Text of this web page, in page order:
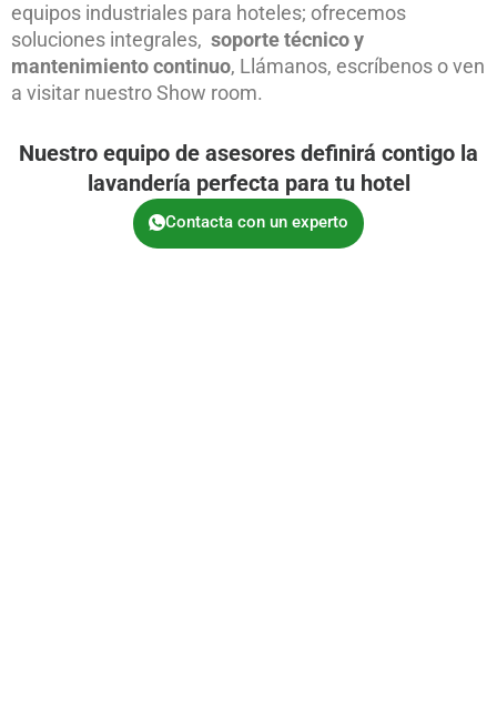
equipos industriales para hoteles; ofrecemos
soluciones integrales, soporte técnico y
mantenimiento continuo, Llámanos, escríbenos o ven
a visitar nuestro Show room.
Nuestro equipo de asesores definirá contigo la
lavandería perfecta para tu hotel
Contacta con un experto